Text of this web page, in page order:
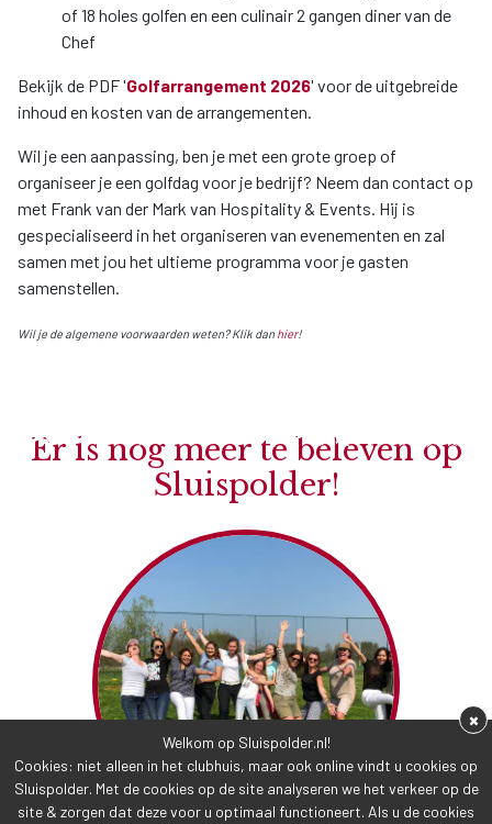
of 18 holes golfen en een culinair 2 gangen diner van de
Chef
Bekijk de PDF 'Golfarrangement 2026' voor de uitgebreide
inhoud en kosten van de arrangementen.
Wil je een aanpassing, ben je met een grote groep of
organiseer je een golfdag voor je bedrijf? Neem dan contact op
met Frank van der Mark van Hospitality & Events. Hij is
gespecialiseerd in het organiseren van evenementen en zal
samen met jou het ultieme programma voor je gasten
samenstellen.
Wil je de algemene voorwaarden weten? Klik dan hier!
Er is nog meer te beleven op
Sluispolder!
Welkom op Sluispolder.nl!
Cookies: niet alleen in het clubhuis, maar ook online vindt u cookies op
Sluispolder. Met de cookies op de site analyseren we het verkeer op de
site & zorgen dat deze voor u optimaal functioneert. Als u de cookies
×